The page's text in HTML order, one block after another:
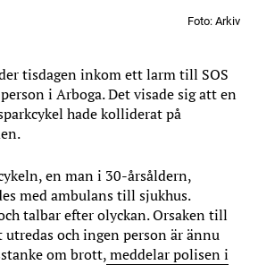
Foto: Arkiv
tisdagen inkom ett larm till SOS
i Arboga. Det visade sig att en
hade kolliderat på
en man i 30-årsåldern,
med ambulans till sjukhus.
talbar efter olyckan. Orsaken till
och ingen person är ännu
om brott,meddelar polisen i